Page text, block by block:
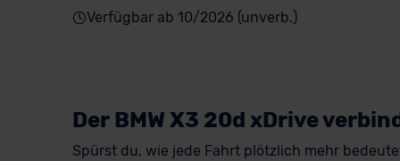
Verfügbar ab 10/2026 (unverb.)
Der BMW X3 20d xDrive
Spürst du, wie jede Fahrt plötzlich mehr